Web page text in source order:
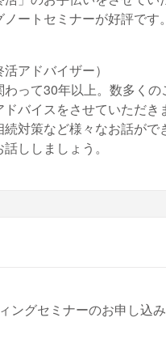
ノートセミナーが好評で
アドバイザー）
って30年以上。数多く
バイスをさせていただき
対策など様々なお話が
ししましょう。
ングセミナーのお申し込み